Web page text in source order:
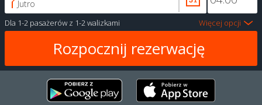
Jutro
Dla 1-2 pasażerów z 1-2 walizkami Więcej opcji